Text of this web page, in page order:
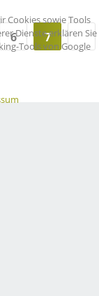
6 7
Cookies sowie Tools
Dienste erklären Sie
Tools von Google